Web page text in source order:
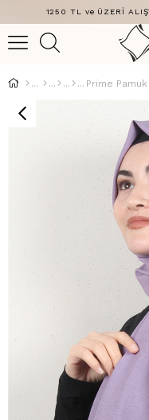
1250 TL ve ÜZERİ
Prime